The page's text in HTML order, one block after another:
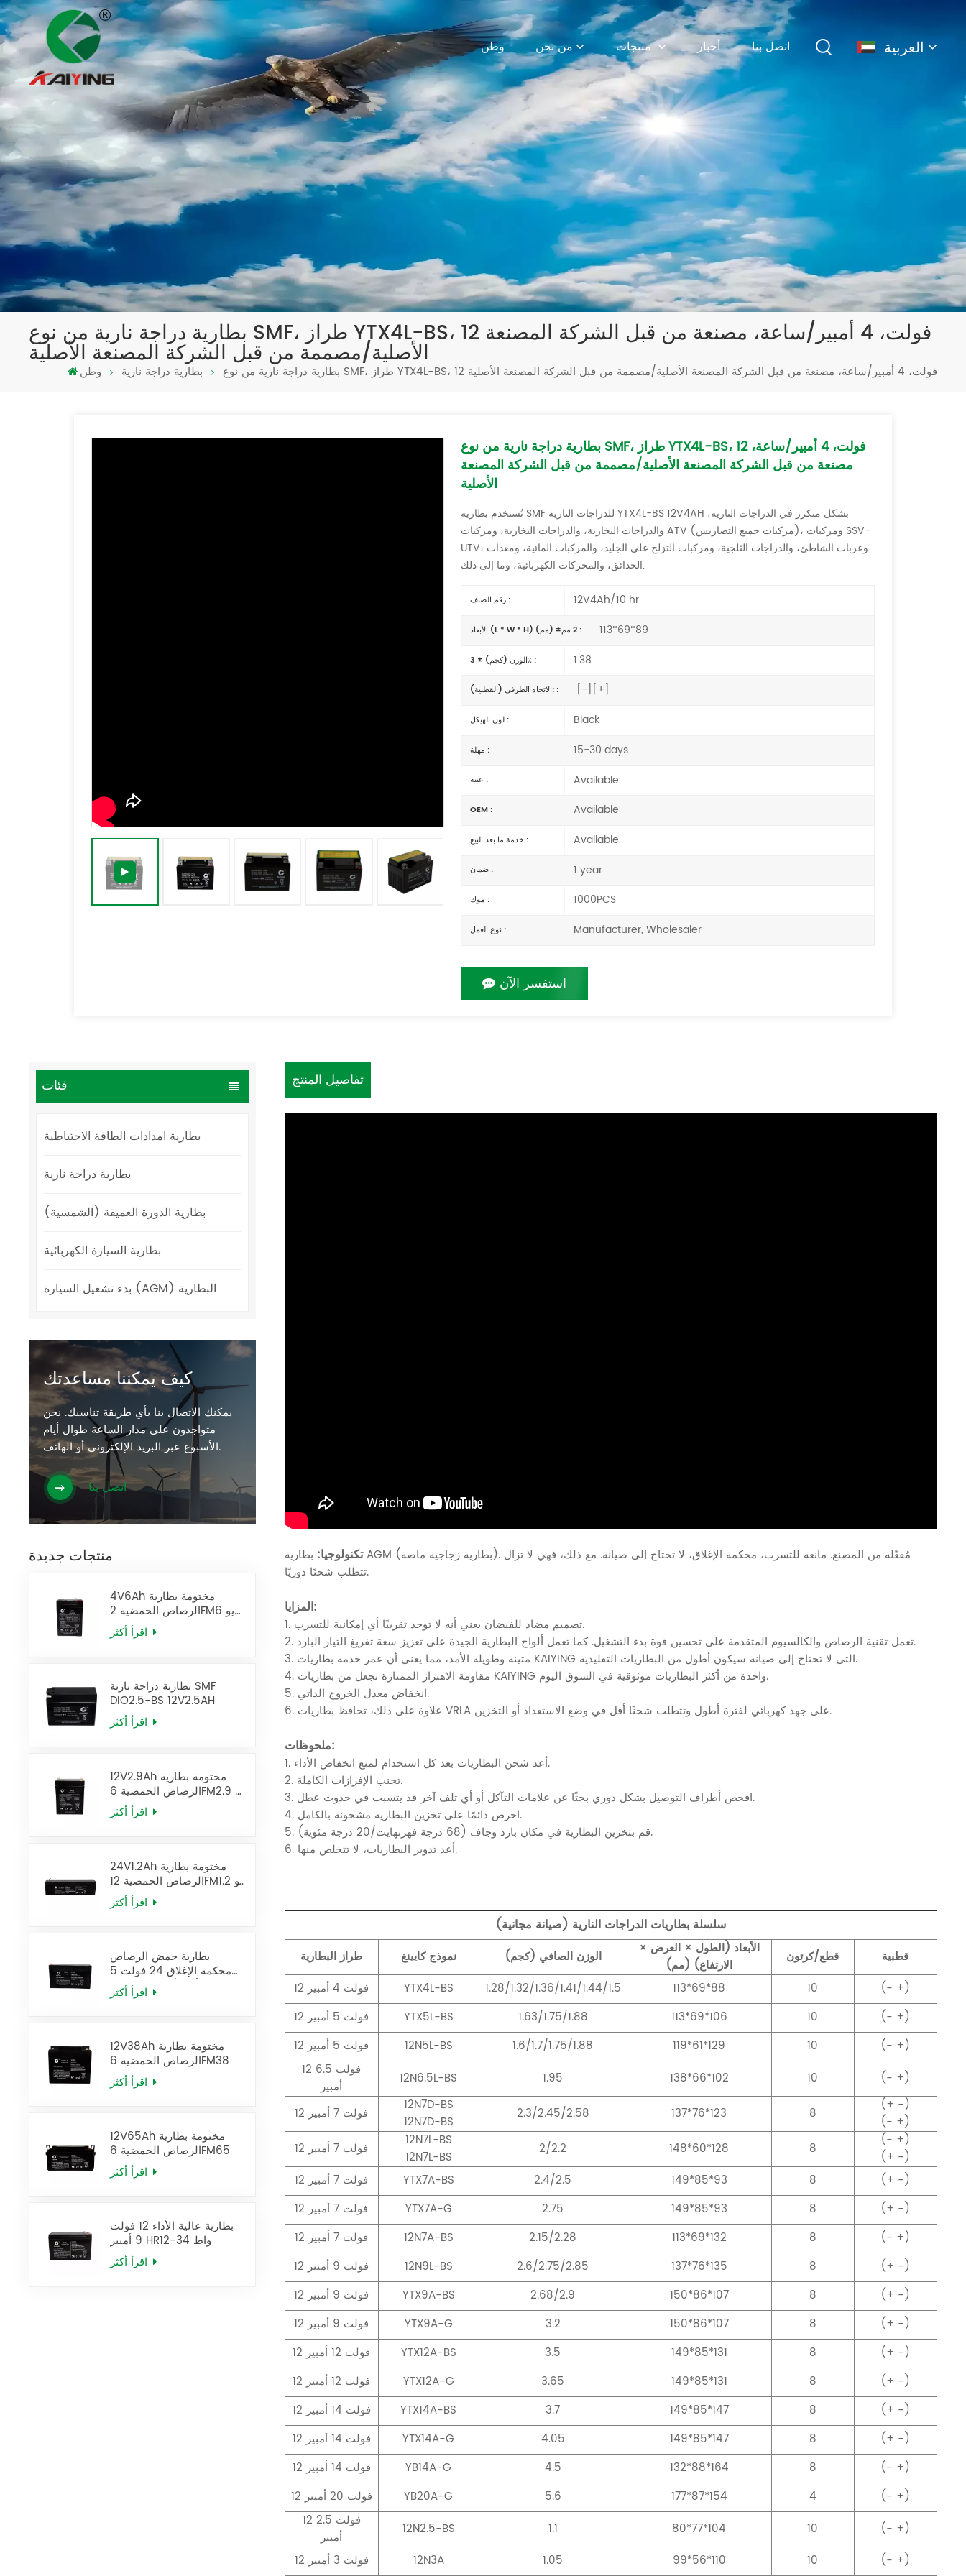
وطن من نحن منتجات أخبار اتصل بنا العربية
español
português
Türkçe
فارسی
بطارية دراجة نارية من نوع SMF، طراز YTX4L-BS، 12 فولت، 4 أمبير/ساعة، مصنعة من قبل الشركة المصنعة
الأصلية/مصممة من قبل الشركة المصنعة الأصلية
وطن بطارية دراجة نارية بطارية دراجة نارية من نوع SMF، طراز YTX4L-BS، 12 فولت، 4 أمبير/ساعة، مصنعة من قبل الشركة المصنعة الأصلية/مصممة من قبل الشركة المصنعة الأصلية
بطارية دراجة نارية من نوع SMF، طراز YTX4L-BS، 12 فولت، 4 أمبير/ساعة،
مصنعة من قبل الشركة المصنعة الأصلية/مصممة من قبل الشركة المصنعة
الأصلية
تُستخدم بطارية SMF للدراجات النارية YTX4L-BS 12V4AH بشكل متكرر في الدراجات النارية،
والدراجات البخارية، والدراجات البخارية، ومركبات ATV (مركبات جميع التضاريس)، ومركبات SSV-
UTV، وعربات الشاطئ، والدراجات الثلجية، ومركبات التزلج على الجليد، والمركبات المائية، ومعدات
الحدائق، والمحركات الكهربائية، وما إلى ذلك.
رقم الصنف : 12V4Ah/10 hr
الأبعاد (L * W * H) (مم) ±2 مم : 113*69*89
الوزن (كجم) ± 3٪ : 1.38
الاتجاه الطرفي (القطبية): : [-][+]
لون الهيكل : Black
مهلة : 15-30 days
عينة : Available
OEM : Available
خدمة ما بعد البيع : Available
ضمان : 1 year
موك : 1000PCS
نوع العمل : Manufacturer, Wholesaler
استفسر الآن
فئات
بطارية امدادات الطاقة الاحتياطية
بطارية دراجة نارية
بطارية الدورة العميقة (الشمسية)
بطارية السيارة الكهربائية
بدء تشغيل السيارة (AGM) البطارية
كيف يمكننا مساعدتك
يمكنك الاتصال بنا بأي طريقة تناسبك. نحن
متواجدون على مدار الساعة طوال أيام
الأسبوع عبر البريد الإلكتروني أو الهاتف.
اتصل بنا
منتجات جديدة
4V6Ah مختومة بطارية
الرصاص الحمضية 2FM6 يو
بي إس البطارية
بطارية دراجة نارية SMF
DIO2.5-BS 12V2.5AH
12V2.9Ah مختومة بطارية
الرصاص الحمضية 6FM2.9 يو
بي إس البطارية
24V1.2Ah مختومة بطارية
الرصاص الحمضية 12FM1.2 يو
بي إس البطارية
بطارية حمض الرصاص
محكمة الإغلاق 24 فولت 5
أمبير/ساعة، بطارية UPS
12FM5
12V38Ah مختومة بطارية
الرصاص الحمضية 6FM38
12V65Ah مختومة بطارية
الرصاص الحمضية 6FM65
بطارية عالية الأداء 12 فولت
9 أمبير HR12-34 واط
تفاصيل المنتج
تكنولوجيا: بطارية AGM (بطارية زجاجية ماصة). مُفعّلة من المصنع. مانعة للتسرب، محكمة الإغلاق، لا تحتاج إلى صيانة. مع ذلك، فهي لا تزال
تتطلب شحنًا دوريًا.
المزايا:
1. تصميم مضاد للفيضان يعني أنه لا توجد تقريبًا أي إمكانية للتسرب.
2. تعمل تقنية الرصاص والكالسيوم المتقدمة على تحسين قوة بدء التشغيل. كما تعمل ألواح البطارية الجيدة على تعزيز سعة تفريغ التيار البارد.
3. متينة وطويلة الأمد، مما يعني أن عمر خدمة بطاريات KAIYING التي لا تحتاج إلى صيانة سيكون أطول من البطاريات التقليدية.
4. مقاومة الاهتزاز الممتازة تجعل من بطاريات KAIYING واحدة من أكثر البطاريات موثوقية في السوق اليوم.
5. انخفاض معدل الخروج الذاتي.
6. علاوة على ذلك، تحافظ بطاريات VRLA على جهد كهربائي لفترة أطول وتتطلب شحنًا أقل في وضع الاستعداد أو التخزين.
ملحوظات:
1. أعد شحن البطاريات بعد كل استخدام لمنع انخفاض الأداء.
2. تجنب الإفرازات الكاملة.
3. افحص أطراف التوصيل بشكل دوري بحثًا عن علامات التآكل أو أي تلف آخر قد يتسبب في حدوث عطل.
4. احرص دائمًا على تخزين البطارية مشحونة بالكامل.
5. قم بتخزين البطارية في مكان بارد وجاف (68 درجة فهرنهايت/20 درجة مئوية).
6. أعد تدوير البطاريات، لا تتخلص منها.
سلسلة بطاريات الدراجات النارية (صيانة مجانية)
طراز البطارية نموذج كايينغ الوزن الصافي (كجم)
الأبعاد (الطول × العرض ×
الارتفاع) (مم)
قطع/كرتون
قطبية
12 فولت 4 أمبير
YTX4L-BS 1.28/1.32/1.36/1.41/1.44/1.5 113*69*88 10
(- +)
12 فولت 5 أمبير
YTX5L-BS 1.63/1.75/1.88 113*69*106 10
(- +)
12 فولت 5 أمبير
12N5L-BS 1.6/1.7/1.75/1.88 119*61*129 10
(- +)
12 فولت 6.5
أمبير
12N6.5L-BS 1.95 138*66*102 10
(- +)
12 فولت 7 أمبير
12N7D-BS
12N7D-BS
2.3/2.45/2.58 137*76*123 8
(+ -)
(- +)
12 فولت 7 أمبير
12N7L-BS
12N7L-BS
2/2.2 148*60*128 8
(- +)
(+ -)
12 فولت 7 أمبير
YTX7A-BS 2.4/2.5 149*85*93 8
(+ -)
12 فولت 7 أمبير
YTX7A-G 2.75 149*85*93 8
(+ -)
12 فولت 7 أمبير
12N7A-BS 2.15/2.28 113*69*132 8
(- +)
12 فولت 9 أمبير
12N9L-BS 2.6/2.75/2.85 137*76*135 8
(+ -)
12 فولت 9 أمبير
YTX9A-BS 2.68/2.9 150*86*107 8
(+ -)
12 فولت 9 أمبير
YTX9A-G 3.2 150*86*107 8
(+ -)
12 فولت 12 أمبير
YTX12A-BS 3.5 149*85*131 8
(+ -)
12 فولت 12 أمبير
YTX12A-G 3.65 149*85*131 8
(+ -)
12 فولت 14 أمبير
YTX14A-BS 3.7 149*85*147 8
(+ -)
12 فولت 14 أمبير
YTX14A-G 4.05 149*85*147 8
(+ -)
12 فولت 14 أمبير
YB14A-G 4.5 132*88*164 8
(- +)
12 فولت 20 أمبير
YB20A-G 5.6 177*87*154 4
(- +)
12 فولت 2.5
أمبير
12N2.5-BS 1.1 80*77*104 10
(- +)
12 فولت 3 أمبير
12N3A 1.05 99*56*110 10
(- +)